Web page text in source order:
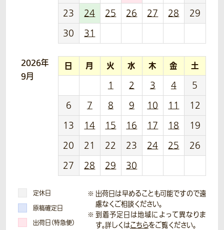
23
24 25 26 27 28
29
30
31
2026年
9月
日 月 火 水 木 金 土
1 2 3 4
5
6
7 8 9 10 11
12
13
14 15 16 17 18
19
20
21 22 23 24 25
26
27
28 29 30
定休日
原稿確定日
出荷日（特急便）
出荷日は早めることも可能ですので遠
慮なくご相談ください。
到着予定日は地域によって異なりま
す。詳しくはこちらをご覧ください。